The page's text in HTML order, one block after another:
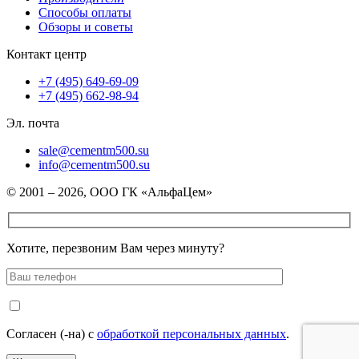
Способы оплаты
Обзоры и советы
Контакт центр
+7 (495) 649-69-09
+7 (495) 662-98-94
Эл. почта
sale@cementm500.su
info@cementm500.su
© 2001 – 2026, ООО ГК «АльфаЦем»
Хотите, перезвоним Вам через минуту?
Согласен (-на) с обработкой персональных данных.